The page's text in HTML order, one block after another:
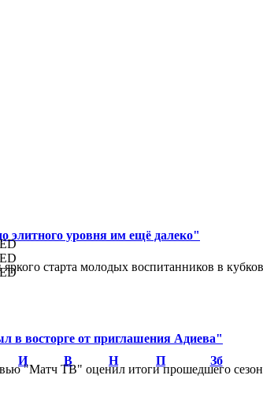
элитного уровня им ещё далеко"
старта молодых воспитанников в
в восторге от приглашения Адиева"
"Матч ТВ" оценил итоги прошедшего
И В Н П Зб